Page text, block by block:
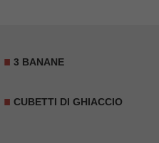
3 BANANE
CUBETTI DI GHIACCIO